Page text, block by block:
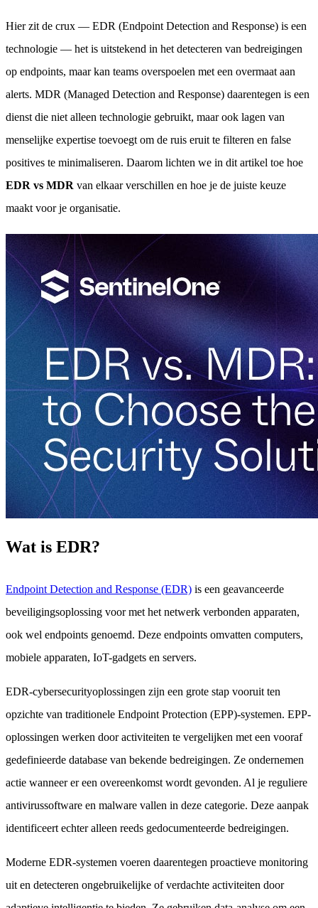
Hier zit de crux — EDR (Endpoint Detection and Response) is een
technologie — het is uitstekend in het detecteren van bedreigingen
op endpoints, maar kan teams overspoelen met een overmaat aan
alerts. MDR (Managed Detection and Response) daarentegen is een
dienst die niet alleen technologie gebruikt, maar ook lagen van
menselijke expertise toevoegt om de ruis eruit te filteren en false
positives te minimaliseren. Daarom lichten we in dit artikel toe hoe
EDR vs MDR van elkaar verschillen en hoe je de juiste keuze
maakt voor je organisatie.
Wat is EDR?
Endpoint Detection and Response (EDR) is een geavanceerde
beveiligingsoplossing voor met het netwerk verbonden apparaten,
ook wel endpoints genoemd. Deze endpoints omvatten computers,
mobiele apparaten, IoT-gadgets en servers.
EDR-cybersecurityoplossingen zijn een grote stap vooruit ten
opzichte van traditionele Endpoint Protection (EPP)-systemen. EPP-
oplossingen werken door activiteiten te vergelijken met een vooraf
gedefinieerde database van bekende bedreigingen. Ze ondernemen
actie wanneer er een overeenkomst wordt gevonden. Al je reguliere
antivirussoftware en malware vallen in deze categorie. Deze aanpak
identificeert echter alleen reeds gedocumenteerde bedreigingen.
Moderne EDR-systemen voeren daarentegen proactieve monitoring
uit en detecteren ongebruikelijke of verdachte activiteiten door